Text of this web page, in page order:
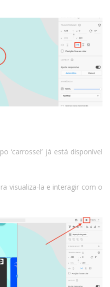
‘carrossel’ já está disponível
visualiza-la e interagir com o